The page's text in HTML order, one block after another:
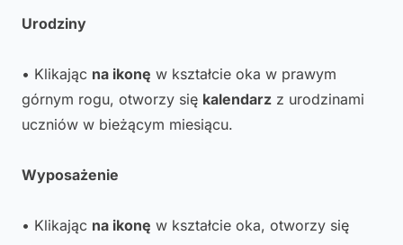
Urodziny
• Klikając na ikonę w kształcie oka w prawym
górnym rogu, otworzy się kalendarz z urodzinami
uczniów w bieżącym miesiącu.
Wyposażenie
• Klikając na ikonę w kształcie oka, otworzy się